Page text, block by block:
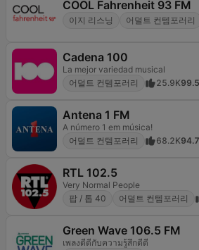
COOL Fahrenheit 93 FM
이지 리스닝 어덜트 컨템포러리
Cadena 100
La mejor variedad musical
어덜트 컨템포러리
25.9K
Antena 1 FM
A número 1 em música!
어덜트 컨템포러리
68.2K
RTL 102.5
Very Normal People
팝 / 톱 40
어덜트 컨템포러리
Green Wave 106.5 FM
เพลงดีดีกับความรู้สึกดีดี